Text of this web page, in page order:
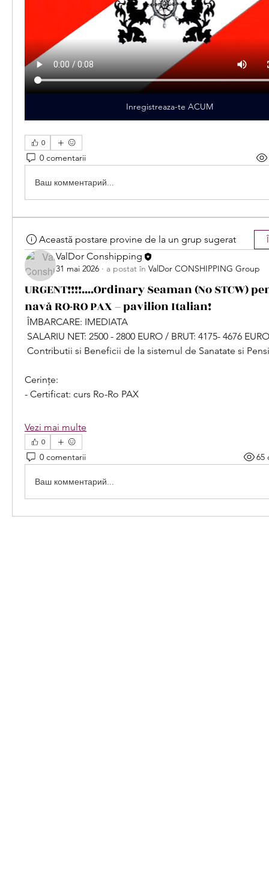
Inregistreaza-te ACUM
0
0 comentarii
Ваш комментарий...
Această postare provine de la un grup sugerat
ValDor Conshipping
31 mai 2026 · a postat în ValDor CONSHIPPING Group
URGENT!!!!....Ordinary Seaman (No STCW)
navă RO-RO PAX – pavilion Italian!
ÎMBARCARE: IMEDIATA
SALARIU NET: 2500 - 2800 EURO / BRUT: 4175- 4676 EURO
Contributii si Beneficii de la sistemul de Sanatate si
Cerințe:
- Certificat: curs Ro-Ro PAX
Vezi mai multe
0
0 comentarii 65
Ваш комментарий...